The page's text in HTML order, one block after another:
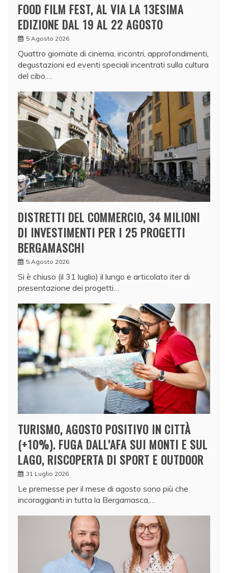
FOOD FILM FEST, AL VIA LA 13ESIMA
EDIZIONE DAL 19 AL 22 AGOSTO
5 Agosto 2026
Quattro giornate di cinema, incontri, approfondimenti,
degustazioni ed eventi speciali incentrati sulla cultura
del cibo.…
DISTRETTI DEL COMMERCIO, 34 MILIONI
DI INVESTIMENTI PER I 25 PROGETTI
BERGAMASCHI
5 Agosto 2026
Si è chiuso (il 31 luglio) il lungo e articolato iter di
presentazione dei progetti…
TURISMO, AGOSTO POSITIVO IN CITTÀ
(+10%). FUGA DALL’AFA SUI MONTI E SUL
LAGO, RISCOPERTA DI SPORT E OUTDOOR
31 Luglio 2026
Le premesse per il mese di agosto sono più che
incoraggianti in tutta la Bergamasca,…